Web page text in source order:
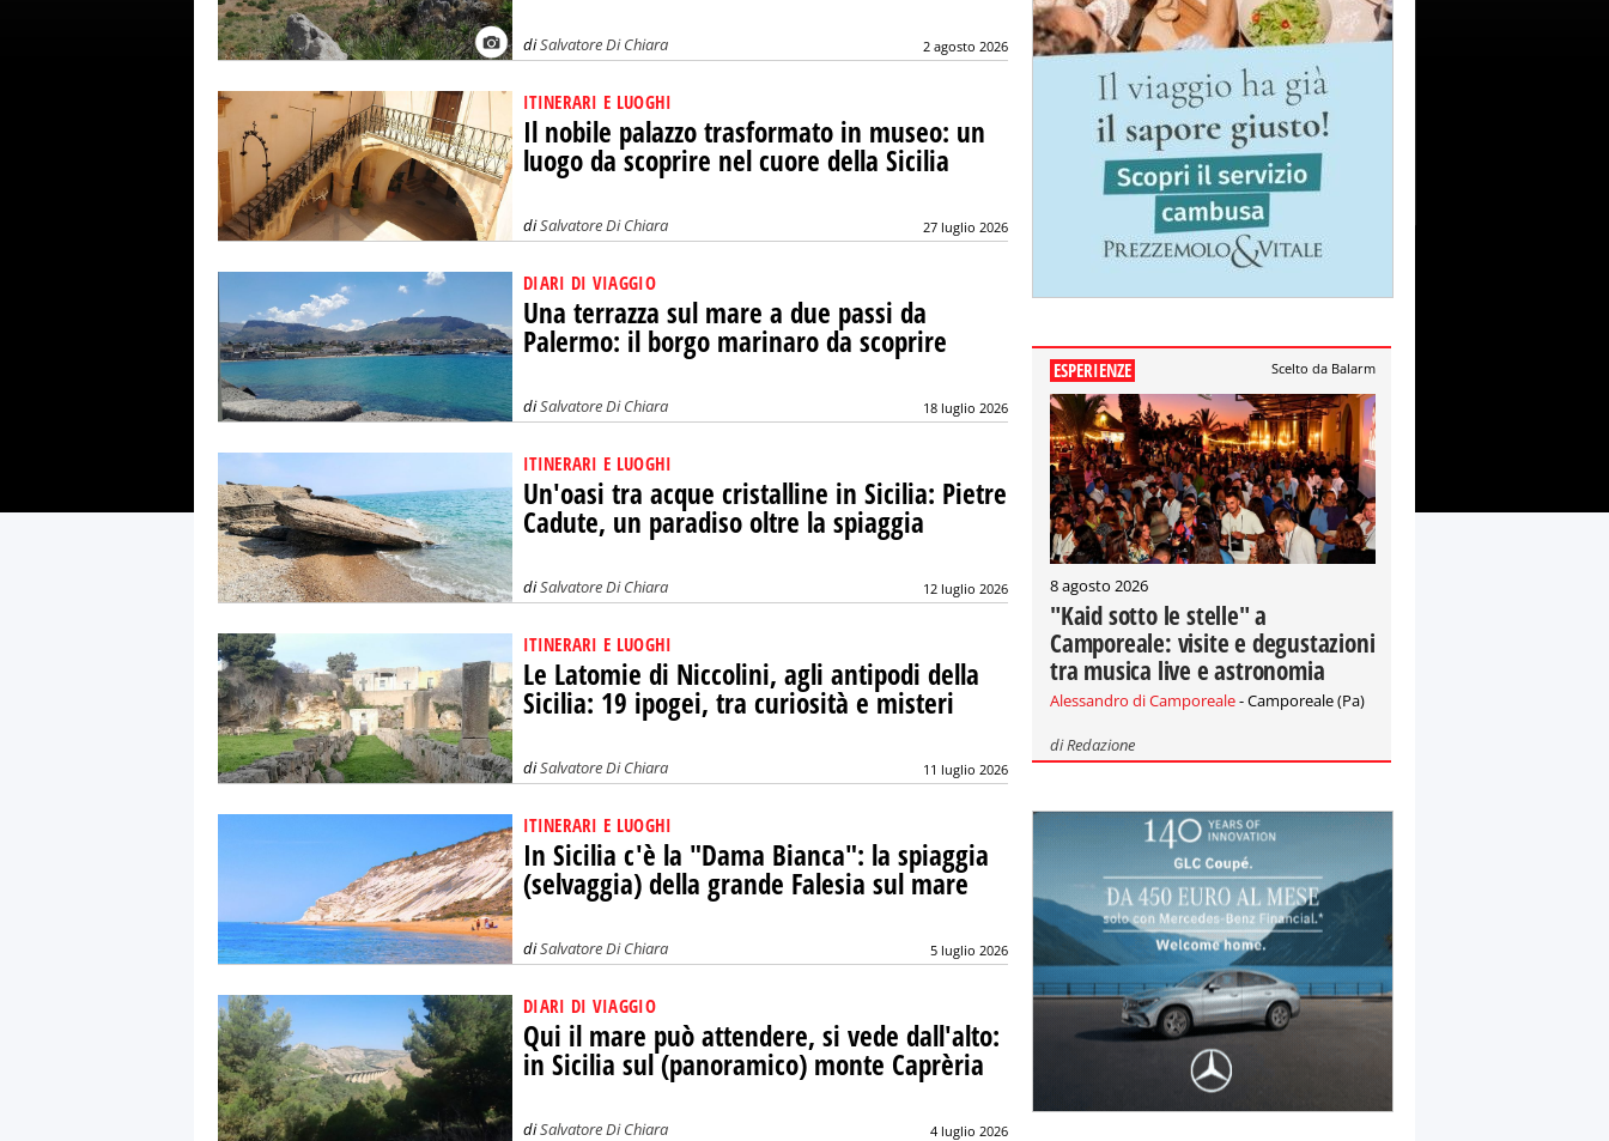
diSalvatore Di Chiara 2 agosto 2026
ITINERARI E LUOGHI
Il nobile palazzo trasformato in museo: un
luogo da scoprire nel cuore della Sicilia
diSalvatore Di Chiara 27 luglio 2026
DIARI DI VIAGGIO
Una terrazza sul mare a due passi da
Palermo: il borgo marinaro da scoprire
diSalvatore Di Chiara 18 luglio 2026
ITINERARI E LUOGHI
Un'oasi tra acque cristalline in Sicilia: Pietre
Cadute, un paradiso oltre la spiaggia
diSalvatore Di Chiara 12 luglio 2026
ITINERARI E LUOGHI
Le Latomie di Niccolini, agli antipodi della
Sicilia: 19 ipogei, tra curiosità e misteri
diSalvatore Di Chiara 11 luglio 2026
ITINERARI E LUOGHI
In Sicilia c'è la "Dama Bianca": la spiaggia
(selvaggia) della grande Falesia sul mare
diSalvatore Di Chiara 5 luglio 2026
DIARI DI VIAGGIO
Qui il mare può attendere, si vede dall'alto:
in Sicilia sul (panoramico) monte Caprèria
diSalvatore Di Chiara 4 luglio 2026
ESPERIENZE Scelto da Balarm
8 agosto 2026
"Kaid sotto le stelle" a
Camporeale: visite e degustazioni
tra musica live e astronomia
Alessandro di Camporeale- Camporeale (Pa)
diRedazione